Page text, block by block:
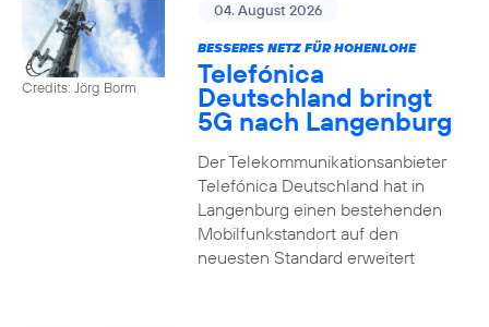
Credits: Jörg Borm
04. August 2026
BESSERES NETZ FÜR HOHENLOHE
Telefónica
Deutschland bringt
5G nach Langenburg
Der Telekommunikationsanbieter
Telefónica Deutschland hat in
Langenburg einen bestehenden
Mobilfunkstandort auf den
neuesten Standard erweitert